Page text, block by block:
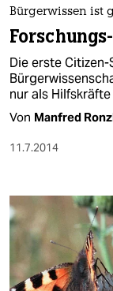
Bürgerwissen ist
Die erste
nur als
Von Manfred
11.7.2014